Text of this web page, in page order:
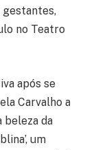
gestantes,
no Teatro
após se
Carvalho a
beleza da
um